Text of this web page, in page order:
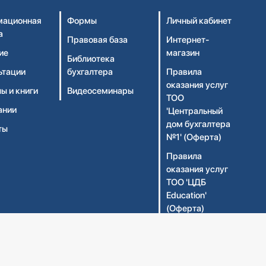
и книги
Формы
Правовая база
Библиотека
бухгалтера
Видеосеминары
Личный кабинет
Интернет-
магазин
Правила
оказания услуг
ТОО
'Центральный
дом бухгалтера
№1' (Оферта)
Правила
оказания услуг
ТОО 'ЦДБ
Education'
(Оферта)